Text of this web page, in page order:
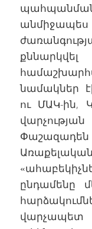
նամակներ
ու ՄԱԿ-ին,
ընդամենը
վարչապետ